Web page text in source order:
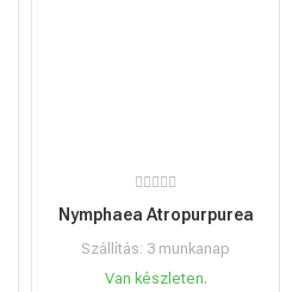
Nymphaea Atropurpurea
Szállítás: 3 munkanap
Van készleten.